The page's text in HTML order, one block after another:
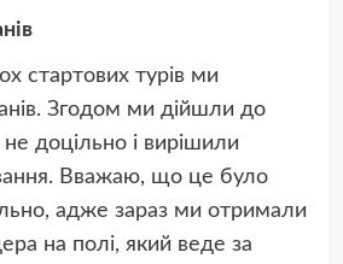
стартових турів ми
Згодом ми дійшли до
доцільно і вирішили
Вважаю, що це було
адже зараз ми отримали
на полі, який веде за